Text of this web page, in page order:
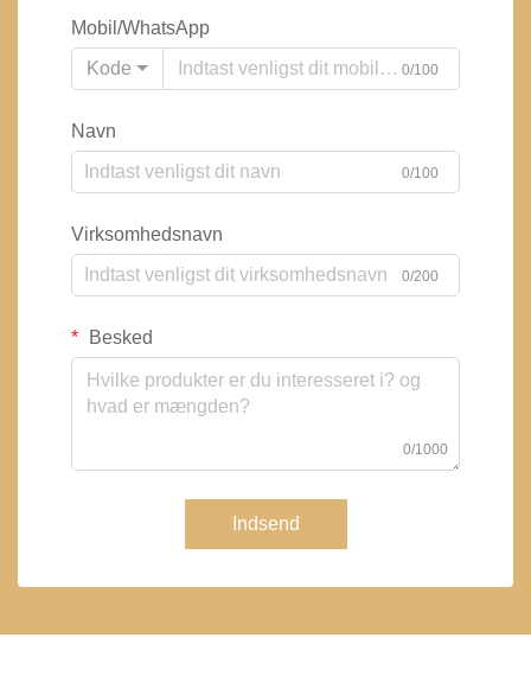
Mobil/WhatsApp
Kode
0/100
Navn
0/100
Virksomhedsnavn
0/200
Besked
0/1000
Indsend